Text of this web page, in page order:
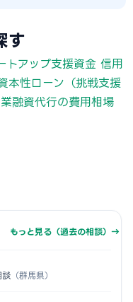
す
トアップ支援資金 信用
本性ローン（挑戦支援
融資代行の費用相場
もっと見る（過去の相談）→
談 （群馬県）